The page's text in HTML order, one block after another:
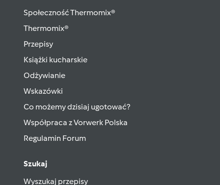
Społeczność Thermomix®
Thermomix®
Przepisy
Książki kucharskie
Odżywianie
Wskazówki
Co możemy dzisiaj ugotować?
Współpraca z Vorwerk Polska
Regulamin Forum
Szukaj
Wyszukaj przepisy